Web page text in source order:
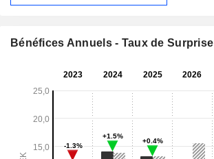
Bénéfices Annuels - Taux de Surprise